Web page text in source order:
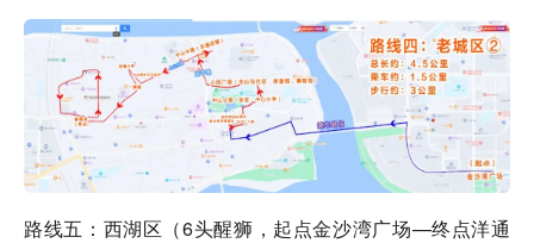
路线五：西湖区（6头醒狮，起点金沙湾广场—终点洋通